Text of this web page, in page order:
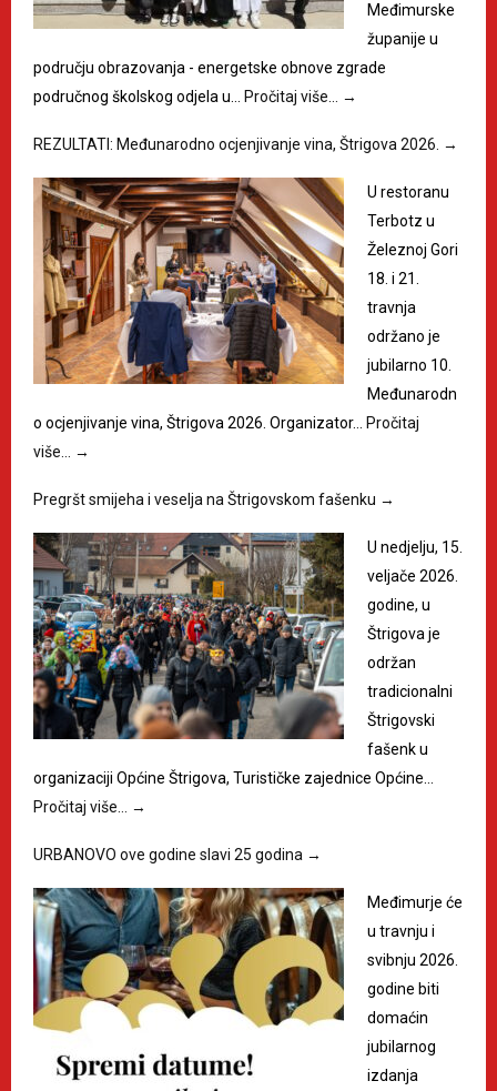
Međimurske
županije u
području obrazovanja - energetske obnove zgrade
područnog školskog odjela u… Pročitaj više… →
REZULTATI: Međunarodno ocjenjivanje vina, Štrigova 2026. →
U restoranu
Terbotz u
Železnoj Gori
18. i 21.
travnja
održano je
jubilarno 10.
Međunarodn
o ocjenjivanje vina, Štrigova 2026. Organizator… Pročitaj
više… →
Pregršt smijeha i veselja na Štrigovskom fašenku →
U nedjelju, 15.
veljače 2026.
godine, u
Štrigova je
održan
tradicionalni
Štrigovski
fašenk u
organizaciji Općine Štrigova, Turističke zajednice Općine…
Pročitaj više… →
URBANOVO ove godine slavi 25 godina →
Međimurje će
u travnju i
svibnju 2026.
godine biti
domaćin
jubilarnog
izdanja